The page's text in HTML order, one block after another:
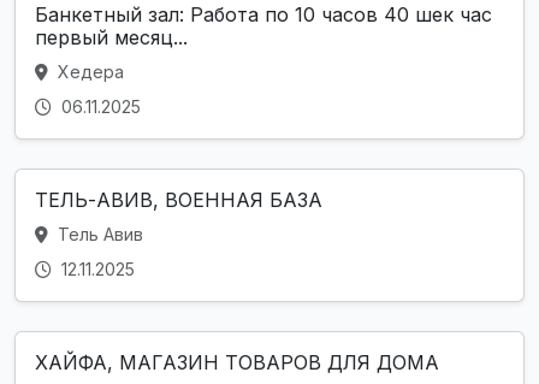
Банкетный зал: Работа по 10 часов 40 шек час
первый месяц...
Хедера
06.11.2025
ТЕЛЬ-АВИВ, ВОЕННАЯ БАЗА
Тель Авив
12.11.2025
ХАЙФА, МАГАЗИН ТОВАРОВ ДЛЯ ДОМА